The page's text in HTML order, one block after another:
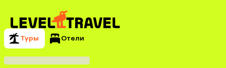
Туры Отели